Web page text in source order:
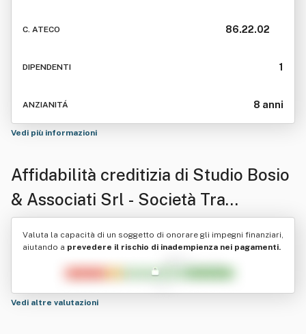
C. ATECO 86.22.02
DIPENDENTI 1
ANZIANITÁ 8 anni
Vedi più informazioni
Affidabilità creditizia di Studio Bosio
& Associati Srl - Società Tra
Professionisti In Sigla Studio Bosio
& Associati Srl - S.t.p.
Valuta la capacità di un soggetto di onorare gli impegni finanziari,
aiutando a prevedere il rischio di inadempienza nei pagamenti.
Vedi altre valutazioni